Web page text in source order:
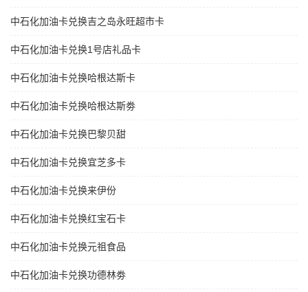
中石化加油卡兑换吉之岛永旺超市卡
中石化加油卡兑换1号店礼品卡
中石化加油卡兑换哈根达斯卡
中石化加油卡兑换哈根达斯劵
中石化加油卡兑换巴黎贝甜
中石化加油卡兑换宜芝多卡
中石化加油卡兑换来伊份
中石化加油卡兑换红宝石卡
中石化加油卡兑换元祖食品
中石化加油卡兑换功德林劵